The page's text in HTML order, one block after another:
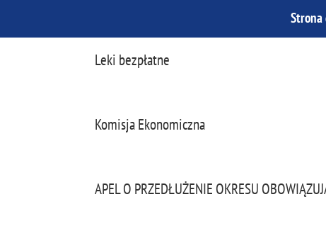
Strona
Leki bezpłatne
Komisja Ekonomiczna
APEL O PRZEDŁUŻENIE OKRESU